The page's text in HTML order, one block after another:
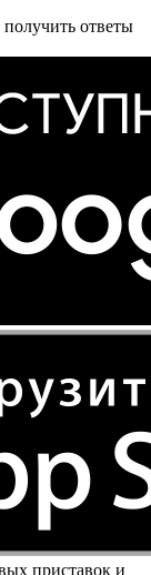
ответы
приставок и